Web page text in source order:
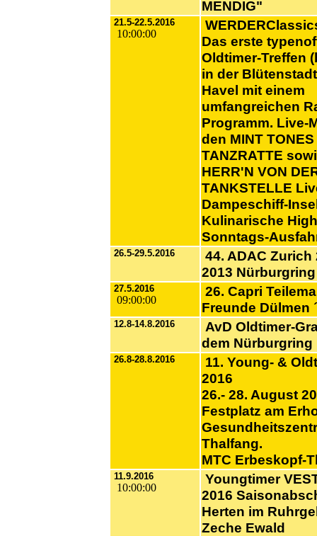
MENDIG"
21.5-22.5.2016
10:00:00
Das erste
Oldtimer-Treffen
in der
Havel mit einem
umfangreichen
Programm. Live-
den MINT
TANZRATTE
HERR'N VON
TANKSTELLE
Dampeschiff-
Kulinarische
Sonntags-
26.5-29.5.2016
44. ADAC Zurich
2013 Nürburgring
27.5.2016
09:00:00
26. Capri
Freunde Dülmen
12.8-14.8.2016
AvD Oldtimer-
dem Nürburgring
26.8-28.8.2016
11. Young- &
2016
26.- 28. August
Festplatz am
Thalfang.
MTC Erbeskopf-
11.9.2016
10:00:00
Youngtimer
2016
Herten im
Zeche Ewald